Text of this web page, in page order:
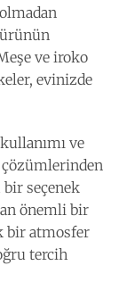
ve iroko
evinizde
ve
bir seçenek
önemli bir
bir atmosfer
tercih